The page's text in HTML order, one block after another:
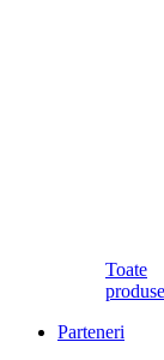
Toate
Parteneri